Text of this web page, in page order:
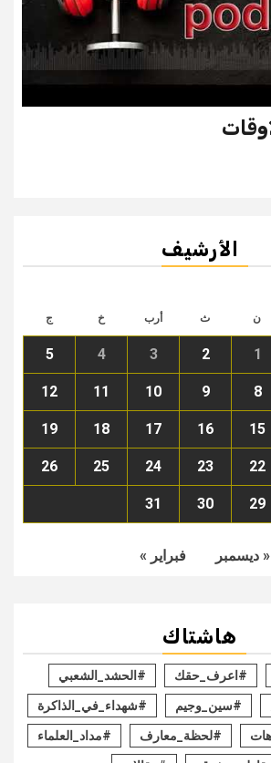
الأرشيف
ن ث أرب خ ج
1
2
3
4
5
8
9
10
11
12
15
16
17
18
19
22
23
24
25
26
29
30
31
« ديسمبر فبراير »
هاشتاك
#اعرف_حقك #الحشد_الشعبي
#سين_وجيم #شهداء_في_الذاكرة
#لحظة_معارف #مداد_العلماء